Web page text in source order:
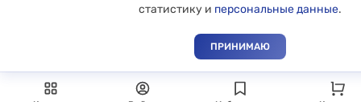
статистику и персональные данные.
ПРИНИМАЮ